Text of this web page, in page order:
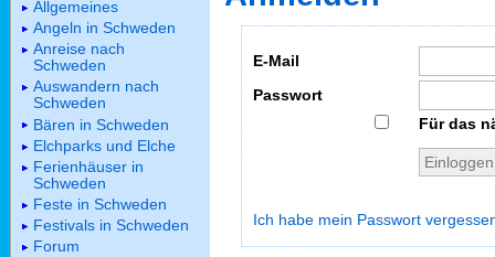
E-Mail
Passwort
Für das
Ich habe mein Passwort
Allgemeines
Angeln in Schweden
Anreise nach
Schweden
Auswandern nach
Schweden
Bären in Schweden
Elchparks und Elche
Ferienhäuser in
Schweden
Feste in Schweden
Festivals in Schweden
Forum